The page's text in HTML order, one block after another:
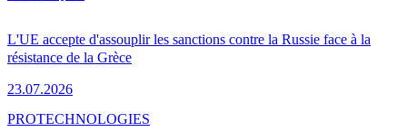
L'UE accepte d'assouplir les sanctions contre la Russie face à la
résistance de la Grèce
23.07.2026
PROTECHNOLOGIES